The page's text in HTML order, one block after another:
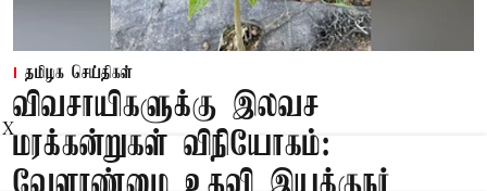
தமிழக செய்திகள்
விவசாயிகளுக்கு இலவச
மரக்கன்றுகள் விநியோகம்:
X